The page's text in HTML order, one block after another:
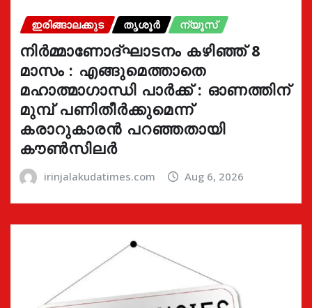
ഇരിങ്ങാലക്കുട തൃശൂർ ന്യൂസ്
നിർമ്മാണോദ്ഘാടനം കഴിഞ്ഞ് 8
മാസം : എങ്ങുമെത്താതെ
മഹാത്മാഗാന്ധി പാർക്ക് : ഓണത്തിന്
മുമ്പ് പണിതീർക്കുമെന്ന്
കരാറുകാരൻ പറഞ്ഞതായി
കൗൺസിലർ
irinjalakudatimes.com Aug 6, 2026